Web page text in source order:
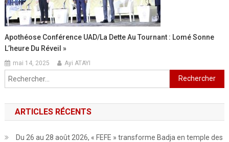
Apothéose Conférence UAD/La Dette Au Tournant : Lomé Sonne
L’heure Du Réveil »
mai 14, 2025 Ayi ATAYI
Rechercher :
ARTICLES RÉCENTS
Du 26 au 28 août 2026, « FEFE » transforme Badja en temple des